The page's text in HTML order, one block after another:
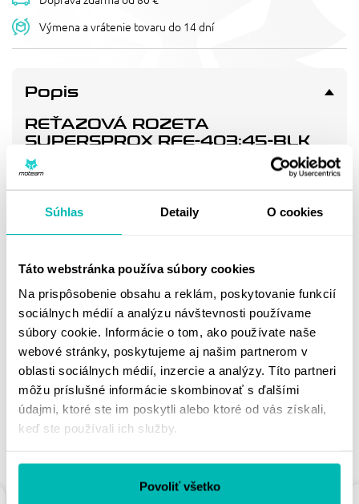
Súhlas Detaily O cookies
Táto webstránka používa súbory cookies
Na prispôsobenie obsahu a reklám, poskytovanie funkcií
sociálnych médií a analýzu návštevnosti používame
súbory cookie. Informácie o tom, ako používate naše
webové stránky, poskytujeme aj našim partnerom v
oblasti sociálnych médií, inzercie a analýzy. Títo partneri
môžu príslušné informácie skombinovať s ďalšími
údajmi, ktoré ste im poskytli alebo ktoré od vás získali,
keď ste používali ich služby.
Povoliť všetko
Výmena a vrátenie tovaru do 14 dní
Popis
REŤAZOVÁ ROZETA
SUPERSPROX RFE-403:45-BLK
ČIERNA 45T, 520
Pevnější zuby = vyšší životnost řetězové sady až o 10%.
Rozeta 45z, řetěz 520.
MOHLO BY SA VÁM
PÁČIŤ